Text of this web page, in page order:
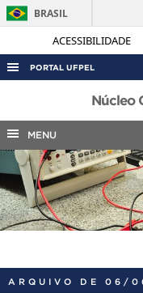
ACESSIBILIDADE
BRASIL
PORTAL UFPEL
ACESSO À INFORMAÇÃO
AUDITORIA
COBALTO
CONCURSOS
EDITAIS
INTERNACIONAL
PORTARIAS
Núcleo
MENU
ARQUIVO DE 06/